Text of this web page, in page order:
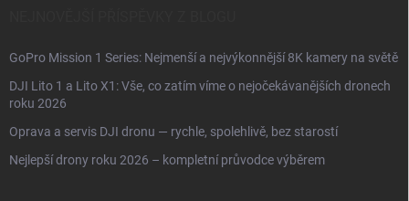
GoPro Mission 1 Series: Nejmenší a nejvýkonnější 8K kamery na světě
DJI Lito 1 a Lito X1: Vše, co zatím víme o nejočekávanějších dronech
roku 2026
Oprava a servis DJI dronu — rychle, spolehlivě, bez starostí
Nejlepší drony roku 2026 – kompletní průvodce výběrem